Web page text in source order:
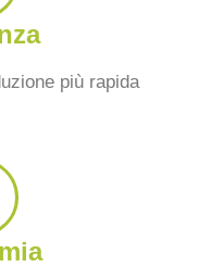
più rapida